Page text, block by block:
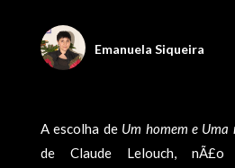
Emanuela Siqueira
A escolha de Um homem e Uma
de Claude Lelouch,